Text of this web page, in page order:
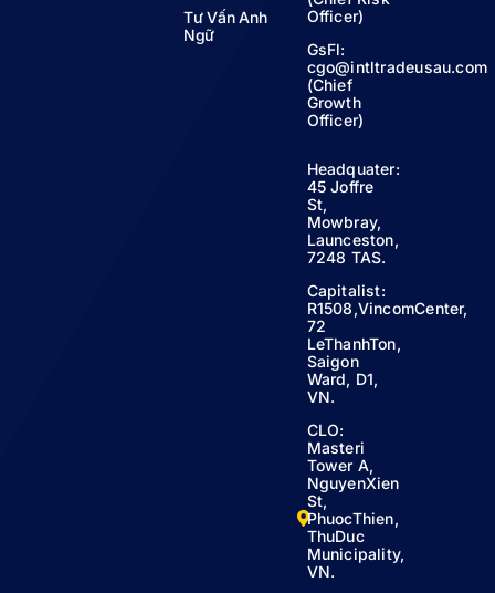
Tư Vấn Anh
Ngữ
Officer)
GsFl:
cgo@intltradeusau.com
(Chief
Growth
Officer)
Headquater:
45 Joffre
St,
Mowbray,
Launceston,
7248 TAS.
Capitalist:
R1508,VincomCenter,
72
LeThanhTon,
Saigon
Ward, D1,
VN.
CLO:
Masteri
Tower A,
NguyenXien
St,
PhuocThien,
ThuDuc
Municipality,
VN.